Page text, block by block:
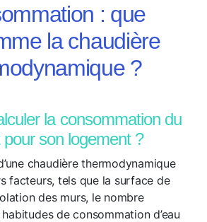
: que
la chaudière
?
la consommation du
pour son logement ?
chaudière thermodynamique
facteurs, tels que la surface de
des murs, le nombre
de consommation d’eau